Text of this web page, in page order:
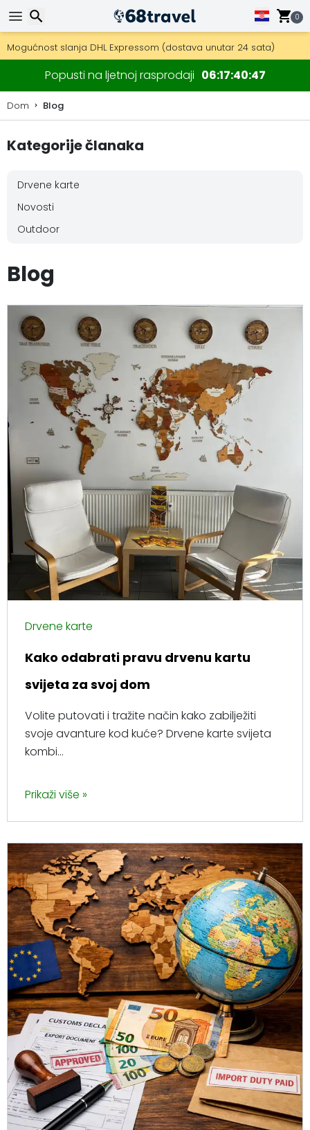
0
Besplatna dostava za narudžbe iznad 149 €.
Mogućnost slanja DHL Expressom (dostava unutar 24 sata)
30 dana za povrat, 90 dana za drvene karte i dekoracije.
Popusti na ljetnoj rasprodaji 06174045
Dom Blog
Kategorije članaka
Drvene karte
Novosti
Outdoor
Blog
Drvene karte
Kako odabrati pravu drvenu kartu
svijeta za svoj dom
Volite putovati i tražite način kako zabilježiti
svoje avanture kod kuće? Drvene karte svijeta
kombi...
Prikaži više »
Traži